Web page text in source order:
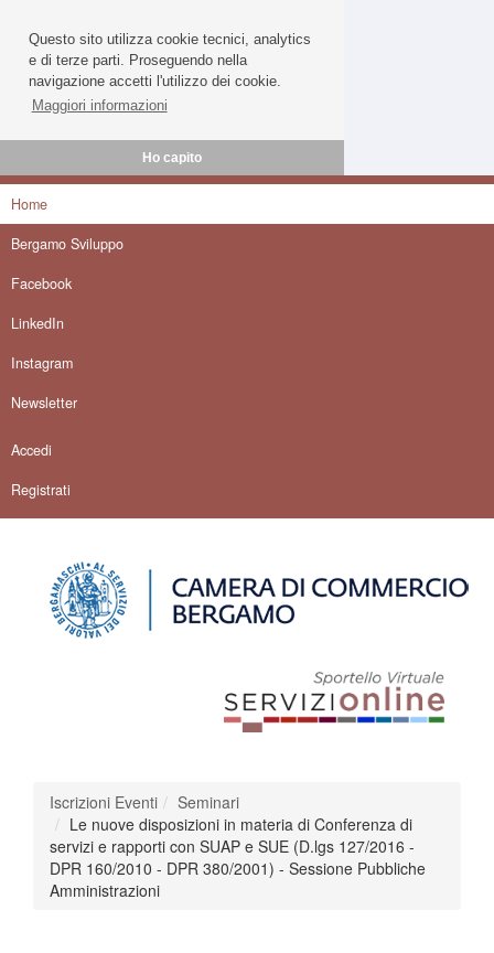
Questo sito utilizza cookie tecnici, analytics
e di terze parti. Proseguendo nella
navigazione accetti l'utilizzo dei cookie.
Maggiori informazioni
Ho capito
Home
Bergamo Sviluppo
Facebook
LinkedIn
Instagram
Newsletter
Accedi
Registrati
Iscrizioni Eventi
Seminari
Le nuove disposizioni in materia di Conferenza di
servizi e rapporti con SUAP e SUE (D.lgs 127/2016 -
DPR 160/2010 - DPR 380/2001) - Sessione Pubbliche
Amministrazioni